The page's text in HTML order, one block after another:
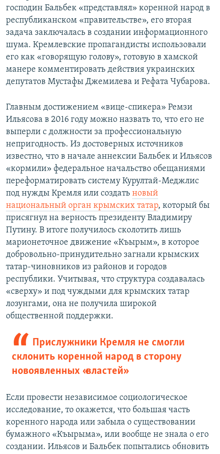
господин Бальбек «представлял» коренной народ в
республиканском «правительстве», его вторая
задача заключалась в создании информационного
шума. Кремлевские пропагандисты использовали
его как «говорящую голову», готовую в хамской
манере комментировать действия украинских
депутатов Мустафы Джемилева и Рефата Чубарова.
Главным достижением «вице-спикера» Ремзи
Ильясова в 2016 году можно назвать то, что его не
выперли с должности за профессиональную
непригодность. Из достоверных источников
известно, что в начале аннексии Бальбек и Ильясов
«кормили» федеральное начальство обещаниями
переформатировать систему Курултай-Меджлис
под нужды Кремля или создать новый
национальный орган крымских татар, который бы
присягнул на верность президенту Владимиру
Путину. В итоге получилось сколотить лишь
марионеточное движение «Къырым», в которое
добровольно-принудительно загнали крымских
татар-чиновников из районов и городов
республики. Учитывая, что структура создавалась
«сверху» и под чуждыми для крымских татар
лозунгами, она не получила широкой
общественной поддержки.
Прислужники Кремля не смогли
склонить коренной народ в сторону
новоявленных «властей»
Если провести независимое социологическое
исследование, то окажется, что большая часть
коренного народа или забыла о существовании
бумажного «Къырыма», или вообще не знала о его
создании. Ильясов и Бальбек попытались обновить